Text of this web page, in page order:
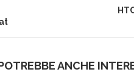
ANCHE